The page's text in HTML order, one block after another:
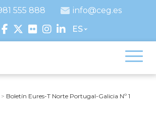
555 888
info@ceg.es
ES
> Boletín Eures-T Norte Portugal-Galicia Nº 1